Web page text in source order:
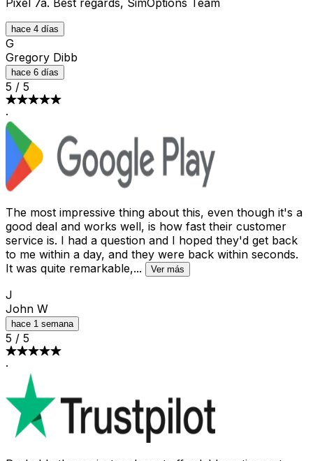
hace 4 días
G
Gregory Dibb
hace 6 días
5 / 5
·
The most impressive thing about this, even though it's a
good deal and works well, is how fast their customer
service is. I had a question and I hoped they'd get back
to me within a day, and they were back within seconds.
It was quite remarkable,... Ver más
J
John W
hace 1 semana
5 / 5
·